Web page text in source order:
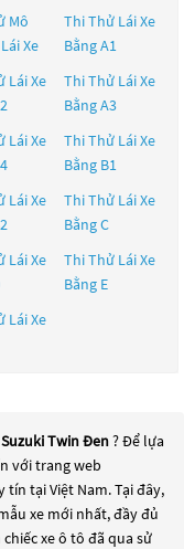
Mô
Xe
Thi Thử Lái Xe
Bằng A1
Lái Xe
Thi Thử Lái Xe
Bằng A3
Lái Xe
Thi Thử Lái Xe
Bằng B1
Lái Xe
Thi Thử Lái Xe
Bằng C
Lái Xe
Thi Thử Lái Xe
Bằng E
Lái Xe
Twin Đen? Để lựa
với trang web
tại Việt Nam. Tại đây,
xe mới nhất, đầy đủ
xe ô tô đã qua sử